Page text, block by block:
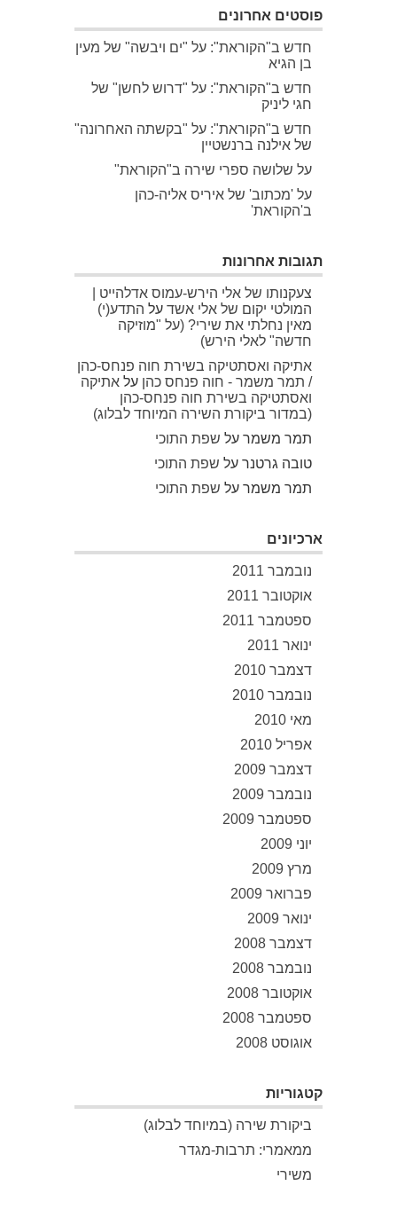
פוסטים אחרונים
חדש ב"הקוראת": על "ים ויבשה" של מעין
בן הגיא
חדש ב"הקוראת": על "דרוש לחשן" של
חגי ליניק
חדש ב"הקוראת": על "בקשתה האחרונה"
של אילנה ברנשטיין
על שלושה ספרי שירה ב"הקוראת"
על 'מכתוב' של איריס אליה-כהן
ב'הקוראת'
תגובות אחרונות
צעקנותו של אלי הירש-עמוס אדלהייט |
המולטי יקום של אלי אשד על התדע(י)
מאין נחלתי את שירי? (על "מוזיקה
חדשה" לאלי הירש)
אתיקה ואסתטיקה בשירת חוה פנחס-כהן
/ תמר משמר - חוה פנחס כהן על אתיקה
ואסתטיקה בשירת חוה פנחס-כהן
(במדור ביקורת השירה המיוחד לבלוג)
תמר משמר על שפת התוכי
טובה גרטנר על שפת התוכי
תמר משמר על שפת התוכי
ארכיונים
נובמבר 2011
אוקטובר 2011
ספטמבר 2011
ינואר 2011
דצמבר 2010
נובמבר 2010
מאי 2010
אפריל 2010
דצמבר 2009
נובמבר 2009
ספטמבר 2009
יוני 2009
מרץ 2009
פברואר 2009
ינואר 2009
דצמבר 2008
נובמבר 2008
אוקטובר 2008
ספטמבר 2008
אוגוסט 2008
קטגוריות
ביקורת שירה (במיוחד לבלוג)
ממאמרי: תרבות-מגדר
משירי